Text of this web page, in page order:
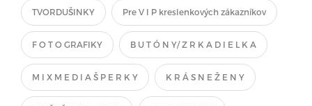
TVORDUŠINKY Pre V I P kreslenkových zákazníkov
F O T O GRAFIKY B U T Ó N Y/ Z R K A D I E L K A
M I X M E D I A Š P E R K Y K R Á S N E Ž E N Y